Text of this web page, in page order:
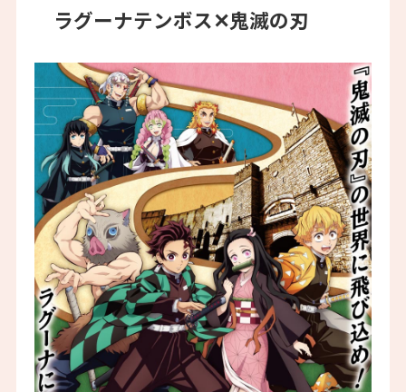
ラグーナテンボス✕鬼滅の刃